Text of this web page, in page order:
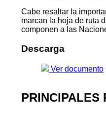
Cabe resaltar la
marcan la hoja de ruta
componen a las
Descarga
Ver documento
PRINCIPALES